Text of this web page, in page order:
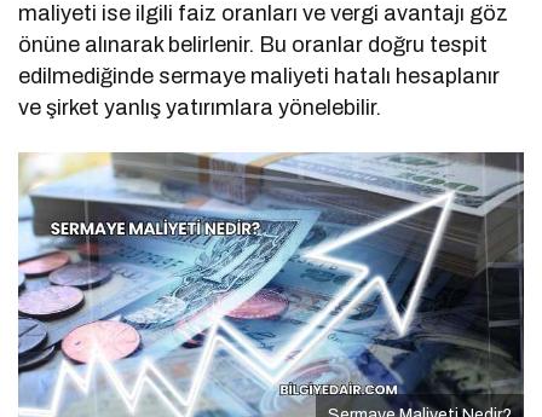
maliyeti ise ilgili faiz oranları ve vergi avantajı göz
önüne alınarak belirlenir. Bu oranlar doğru tespit
edilmediğinde sermaye maliyeti hatalı hesaplanır
ve şirket yanlış yatırımlara yönelebilir.